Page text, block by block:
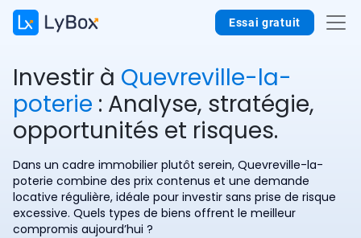
Essai gratuit
Investir à Quevreville-la-
poterie : Analyse, stratégie,
opportunités et risques.
Dans un cadre immobilier plutôt serein, Quevreville-la-
poterie combine des prix contenus et une demande
locative régulière, idéale pour investir sans prise de risque
excessive. Quels types de biens offrent le meilleur
compromis aujourd’hui ?